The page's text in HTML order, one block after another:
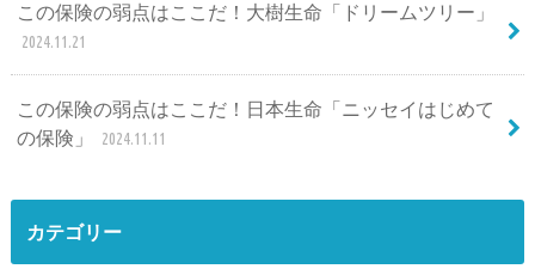
この保険の弱点はここだ！大樹生命「ドリームツリー」
2024.11.21
この保険の弱点はここだ！日本生命「ニッセイはじめて
の保険」
2024.11.11
カテゴリー